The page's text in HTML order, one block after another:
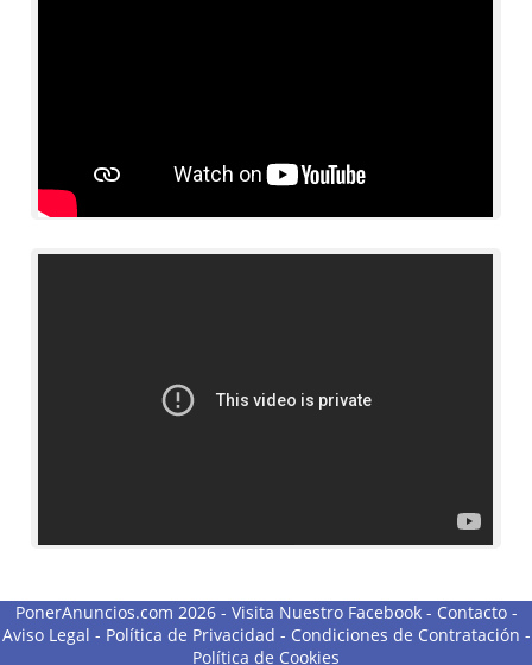
PonerAnuncios.com 2026 - Visita Nuestro Facebook- Contacto-
Aviso Legal - Política de Privacidad - Condiciones de Contratación -
Política de Cookies